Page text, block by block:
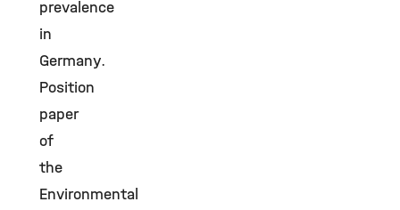
prevalence
in
Germany.
Position
paper
of
the
Environmental